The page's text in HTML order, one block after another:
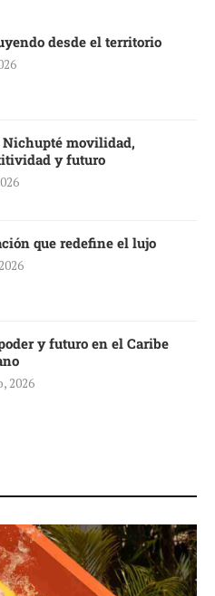
desde el territorio
Nichupté movilidad,
y futuro
que redefine el lujo
y futuro en el Caribe
2026